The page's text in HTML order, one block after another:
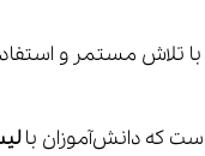
دانش‌آموزان با